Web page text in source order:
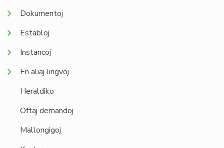
Dokumentoj
Establoj
Instancoj
En aliaj lingvoj
Heraldiko
Oftaj demandoj
Mallongigoj